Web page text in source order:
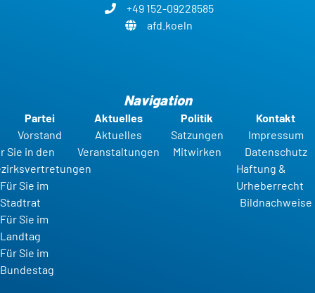
+49 152-09228585
afd.koeln
Navigation
Partei
Vorstand
Sie in den
Für Sie im
Stadtrat
Für Sie im
Landtag
Für Sie im
Bundestag
Aktuelles
Aktuelles
Veranstaltungen
Politik
Satzungen
Mitwirken
Kontakt
Impressum
Datenschutz
Haftung &
Urheberrecht
Bildnachweise